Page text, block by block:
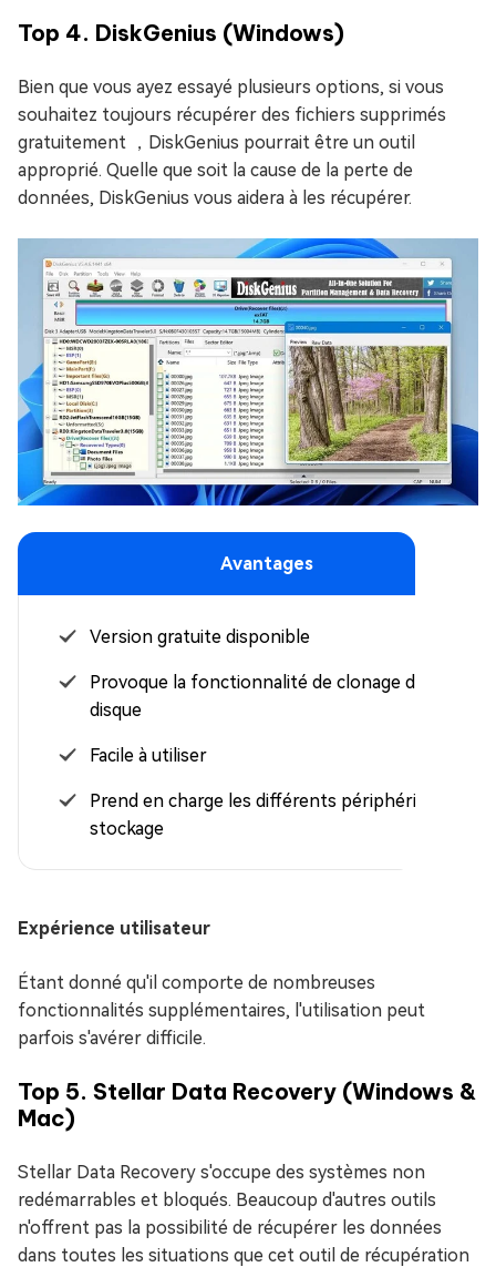
Top 4. DiskGenius (Windows)
Bien que vous ayez essayé plusieurs options, si vous
souhaitez toujours récupérer des fichiers supprimés
gratuitement ，DiskGenius pourrait être un outil
approprié. Quelle que soit la cause de la perte de
données, DiskGenius vous aidera à les récupérer.
Avantages
Version gratuite disponible
Provoque la fonctionnalité de clonage de
disque
Facile à utiliser
Prend en charge les différents périphériques de
stockage
Expérience utilisateur
Étant donné qu'il comporte de nombreuses
fonctionnalités supplémentaires, l'utilisation peut
parfois s'avérer difficile.
Top 5. Stellar Data Recovery (Windows &
Mac)
Stellar Data Recovery s'occupe des systèmes non
redémarrables et bloqués. Beaucoup d'autres outils
n'offrent pas la possibilité de récupérer les données
dans toutes les situations que cet outil de récupération